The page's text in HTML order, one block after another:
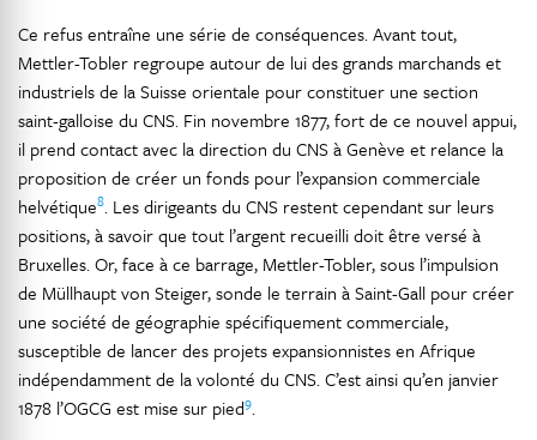
Ce refus entraîne une série de conséquences. Avant tout,
Mettler-Tobler regroupe autour de lui des grands marchands et
industriels de la Suisse orientale pour constituer une section
saint-galloise du CNS. Fin novembre 1877, fort de ce nouvel appui,
il prend contact avec la direction du CNS à Genève et relance la
proposition de créer un fonds pour l’expansion commerciale
helvétique8. Les dirigeants du CNS restent cependant sur leurs
positions, à savoir que tout l’argent recueilli doit être versé à
Bruxelles. Or, face à ce barrage, Mettler-Tobler, sous l’impulsion
de Müllhaupt von Steiger, sonde le terrain à Saint-Gall pour créer
une société de géographie spécifiquement commerciale,
susceptible de lancer des projets expansionnistes en Afrique
indépendamment de la volonté du CNS. C’est ainsi qu’en janvier
1878 l’OGCG est mise sur pied9.